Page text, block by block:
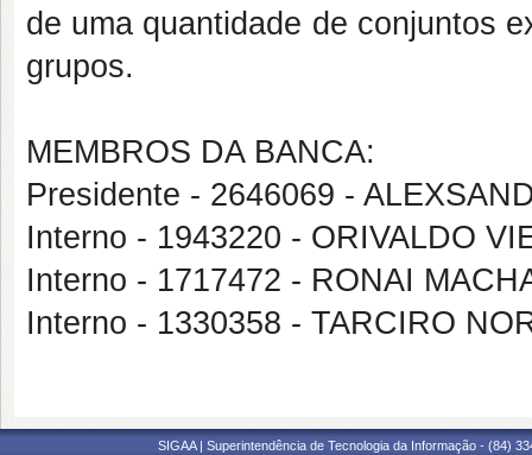
de uma quantidade de conjuntos
grupos.
MEMBROS DA BANCA:
Presidente - 2646069 -
Interno - 1943220 - ORIVALDO
Interno - 1717472 - RONAI
Interno - 1330358 - TARCIRO
SIGAA | Superintendência de Tecnologia da Informação - (84)